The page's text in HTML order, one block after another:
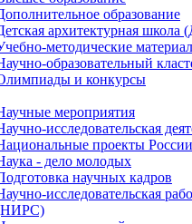
образование
архитектурная
методические
образовательный
и конкурсы
мероприятия
исследовательская
проекты России
- дело молодых
научных кадров
исследовательская